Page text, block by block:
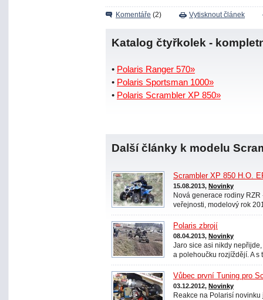
Komentáře (2) Vytisknout článek
Katalog čtyřkolek -
• Polaris Ranger 570»
• Polaris Sportsman 1000»
• Polaris Scrambler XP 850»
Další články k modelu
Scrambler XP 850 H.O.
15.08.2013, Novinky
Nová generace rodiny
veřejnosti, modelový rok
Polaris zbrojí
08.04.2013, Novinky
Jaro sice asi nikdy
a polehoučku rozjíždějí. A s
Vůbec první Tuning pro
03.12.2012, Novinky
Reakce na Polarisí